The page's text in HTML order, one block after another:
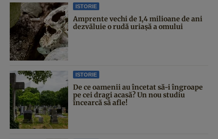
ISTORIE
Amprente vechi de 1,4 milioane de ani
dezvăluie o rudă uriașă a omului
ISTORIE
De ce oamenii au încetat să-i îngroape
pe cei dragi acasă? Un nou studiu
încearcă să afle!